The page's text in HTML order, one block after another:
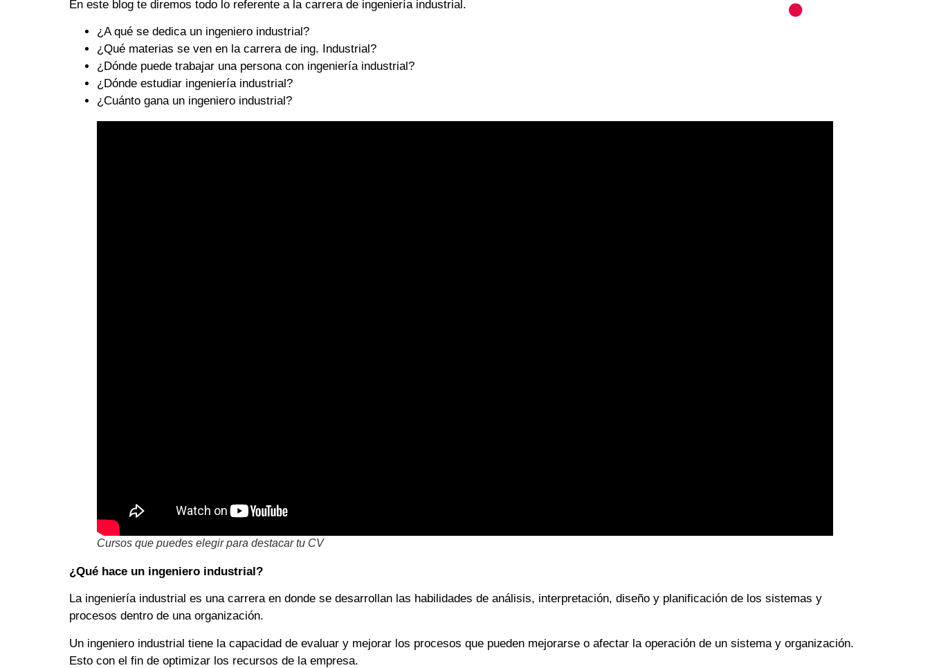
En este blog te diremos todo lo referente a la carrera de ingeniería industrial.
¿A qué se dedica un ingeniero industrial?
¿Qué materias se ven en la carrera de ing. Industrial?
¿Dónde puede trabajar una persona con ingeniería industrial?
¿Dónde estudiar ingeniería industrial?
¿Cuánto gana un ingeniero industrial?
Cursos que puedes elegir para destacar tu CV
¿Qué hace un ingeniero industrial?
La ingeniería industrial es una carrera en donde se desarrollan las habilidades de análisis, interpretación, diseño y planificación de los sistemas y
procesos dentro de una organización.
Un ingeniero industrial tiene la capacidad de evaluar y mejorar los procesos que pueden mejorarse o afectar la operación de un sistema y organización.
Esto con el fin de optimizar los recursos de la empresa.